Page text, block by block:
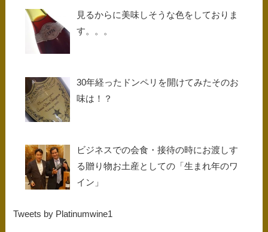
見るからに美味しそうな色をしておりま
す。。。
30年経ったドンペリを開けてみたそのお
味は！？
ビジネスでの会食・接待の時にお渡しす
る贈り物お土産としての「生まれ年のワ
イン」
Tweets by Platinumwine1